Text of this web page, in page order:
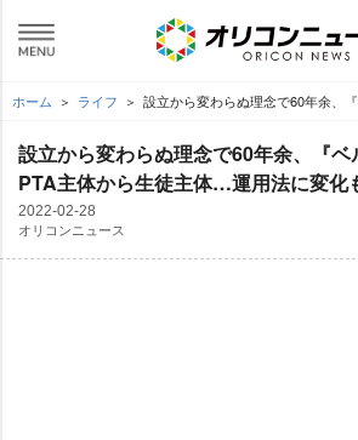
ホーム ライフ 設立から変わらぬ理念で60年余、
設立から変わらぬ理念で60年余、『
PTA主体から生徒主体…運用法に変化
2022-02-28
オリコンニュース